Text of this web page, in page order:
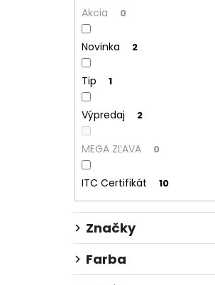
Akcia 0
Novinka 2
Tip 1
Výpredaj 2
MEGA ZĽAVA 0
ITC Certifikát 10
Značky
Farba